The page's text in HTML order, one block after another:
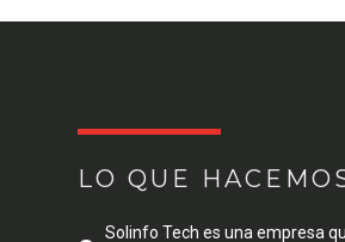
LO QUE
Solinfo Tech es una empresa